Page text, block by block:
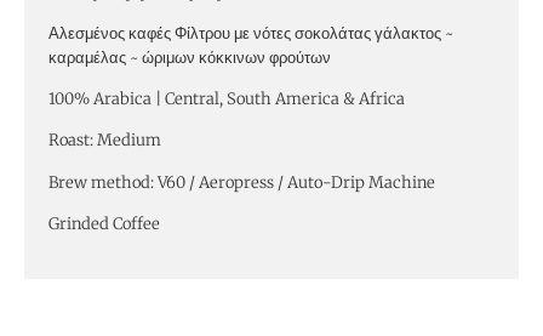
Αλεσμένος καφές Φίλτρου με νότες σοκολάτας γάλακτος ~
καραμέλας ~ ώριμων κόκκινων φρούτων
100% Arabica | Central, South America & Africa
Roast: Medium
Brew method: V60 / Aeropress / Auto-Drip Machine
Grinded Coffee